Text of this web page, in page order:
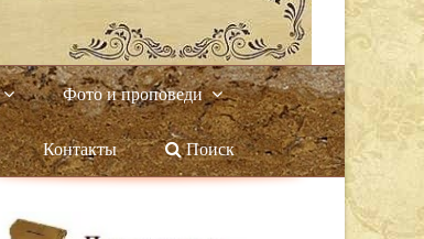
Фото и проповеди
Контакты Поиск